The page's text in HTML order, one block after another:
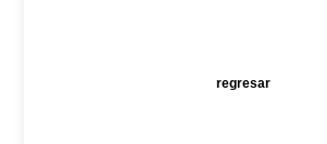
regresar